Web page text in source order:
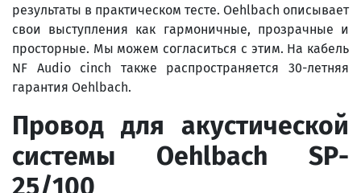
результаты в практическом тесте. Oehlbach описывает
свои выступления как гармоничные, прозрачные и
просторные. Мы можем согласиться с этим. На кабель
NF Audio cinch также распространяется 30-летняя
гарантия Oehlbach.
Провод для акустической
системы Oehlbach SP-
25/100